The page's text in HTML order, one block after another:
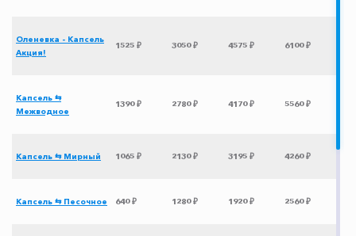
Оленевка - Капсель
Акция!
1525 ₽ 3050 ₽ 4575 ₽ 6100 ₽
Капсель ⇆
Межводное
1390 ₽ 2780 ₽ 4170 ₽ 5560 ₽
Капсель ⇆ Мирный 1065 ₽ 2130 ₽ 3195 ₽ 4260 ₽
Капсель ⇆ Песочное 640 ₽ 1280 ₽ 1920 ₽ 2560 ₽